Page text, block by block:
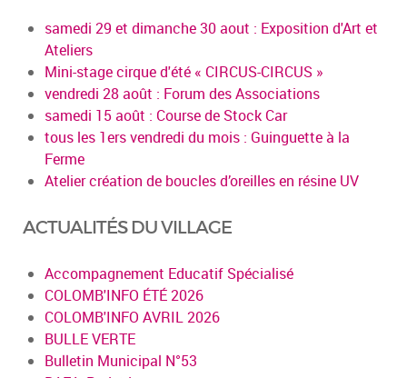
samedi 29 et dimanche 30 aout : Exposition d'Art et
Ateliers
Mini-stage cirque d'été « CIRCUS-CIRCUS »
vendredi 28 août : Forum des Associations
samedi 15 août : Course de Stock Car
tous les 1ers vendredi du mois : Guinguette à la
Ferme
Atelier création de boucles d’oreilles en résine UV
ACTUALITÉS DU VILLAGE
Accompagnement Educatif Spécialisé
COLOMB'INFO ÉTÉ 2026
COLOMB'INFO AVRIL 2026
BULLE VERTE
Bulletin Municipal N°53